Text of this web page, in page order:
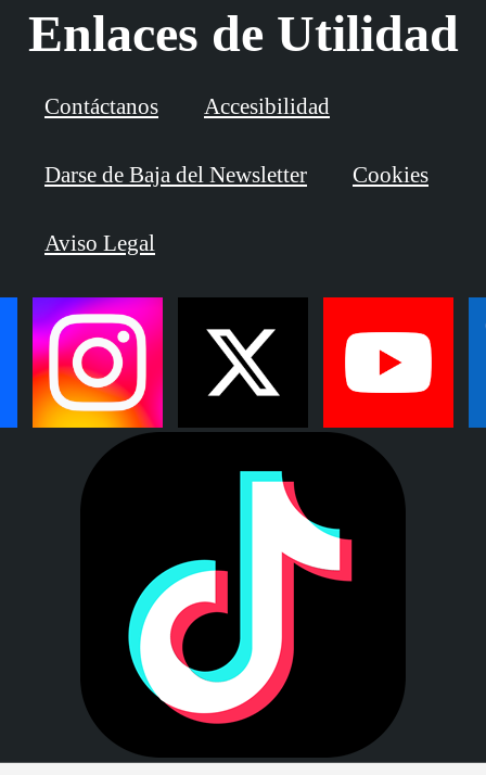
Enlaces de Utilidad
Contáctanos Accesibilidad
Darse de Baja del Newsletter Cookies
Aviso Legal